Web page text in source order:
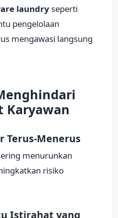
laundryseperti
pengelolaan
mengawasi langsung
Karyawan
Terus-Menerus
menurunkan
risiko
Istirahat yang